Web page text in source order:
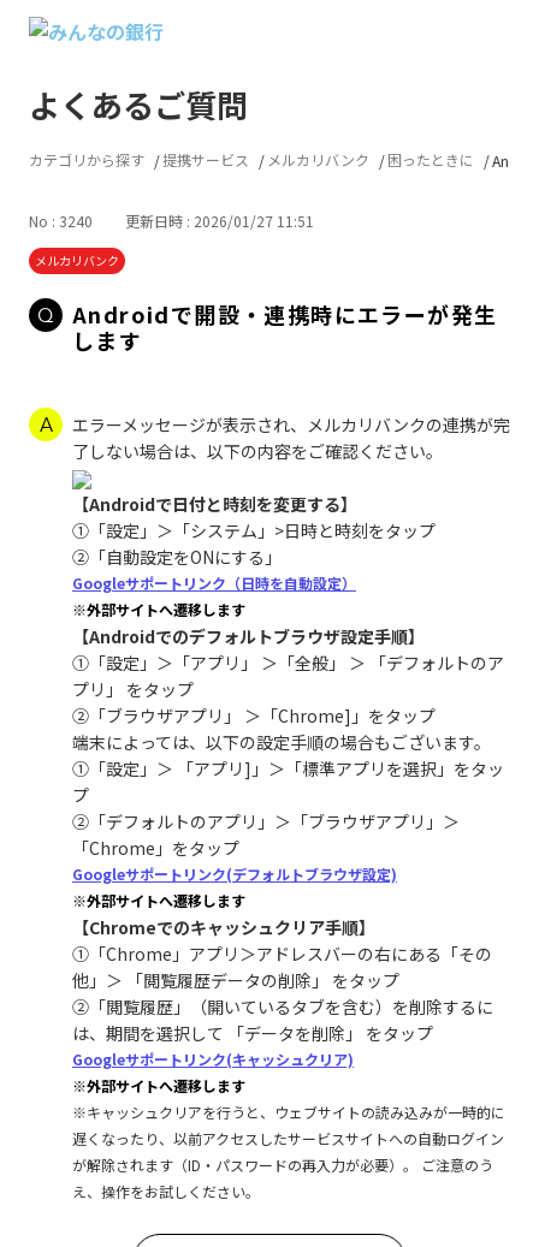
よくあるご質問
カテゴリから探す 提携サービス メルカリバンク 困ったときに
No : 3240 更新日時 : 2026/01/27 11:51
メルカリバンク
Androidで開設・連携時にエラーが発生
します
エラーメッセージが表示され、メルカリバンクの連携が完
了しない場合は、以下の内容をご確認ください。
【Androidで日付と時刻を変更する】
①「設定」＞「システム」>日時と時刻をタップ
②「自動設定をONにする」
Googleサポートリンク（日時を自動設定）
※外部サイトへ遷移します
【Androidでのデフォルトブラウザ設定手順】
①「設定」＞「アプリ」 ＞「全般」 ＞ 「デフォルトのア
プリ」 をタップ
②「ブラウザアプリ」 ＞「Chrome]」をタップ
端末によっては、以下の設定手順の場合もございます。
①「設定」＞​ 「アプリ]」＞「標準アプリを選択」をタッ
プ​
②「デフォルトのアプリ」＞「ブラウザアプリ」＞
「Chrome」をタップ
Googleサポートリンク(デフォルトブラウザ設定)
※外部サイトへ遷移します
【Chromeでのキャッシュクリア手順】
①「Chrome」アプリ＞アドレスバーの右にある「その
他」＞ 「閲覧履歴データの削除」 をタップ
②「閲覧履歴」（開いているタブを含む）を削除するに
は、期間を選択して 「データを削除」 をタップ
Googleサポートリンク(キャッシュクリア)
※外部サイトへ遷移します
※キャッシュクリアを行うと、ウェブサイトの読み込みが一時的に
遅くなったり、以前アクセスしたサービスサイトへの自動ログイン
が解除されます（ID・パスワードの再入力が必要）。 ご注意のう
え、操作をお試しください。